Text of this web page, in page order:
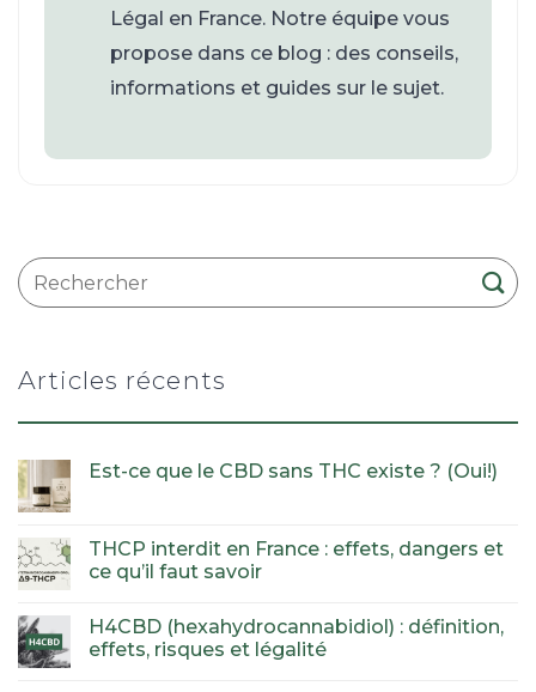
Légal en France. Notre équipe vous
propose dans ce blog : des conseils,
informations et guides sur le sujet.
Articles récents
Est-ce que le CBD sans THC existe ? (Oui!)
THCP interdit en France : effets, dangers et
ce qu’il faut savoir
H4CBD (hexahydrocannabidiol) : définition,
effets, risques et légalité